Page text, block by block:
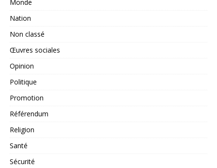
Monde
Nation
Non classé
Œuvres sociales
Opinion
Politique
Promotion
Référendum
Religion
Santé
Sécurité